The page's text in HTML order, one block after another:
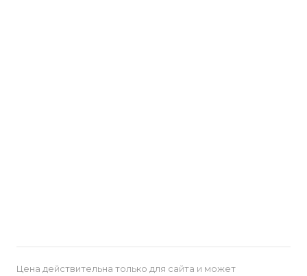
Цена действительна только для сайта и может